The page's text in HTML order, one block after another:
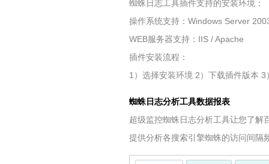
蜘蛛日志工具插件支持的安装环境：
操作系统支持：Windows Server
WEB服务器支持：IIS / Apache
插件安装流程：
1）选择安装环境 2）下载插件版本
蜘蛛日志分析工具数据报表
超级监控蜘蛛日志分析工具让您了解
提供分析各搜索引擎蜘蛛的访问间隔